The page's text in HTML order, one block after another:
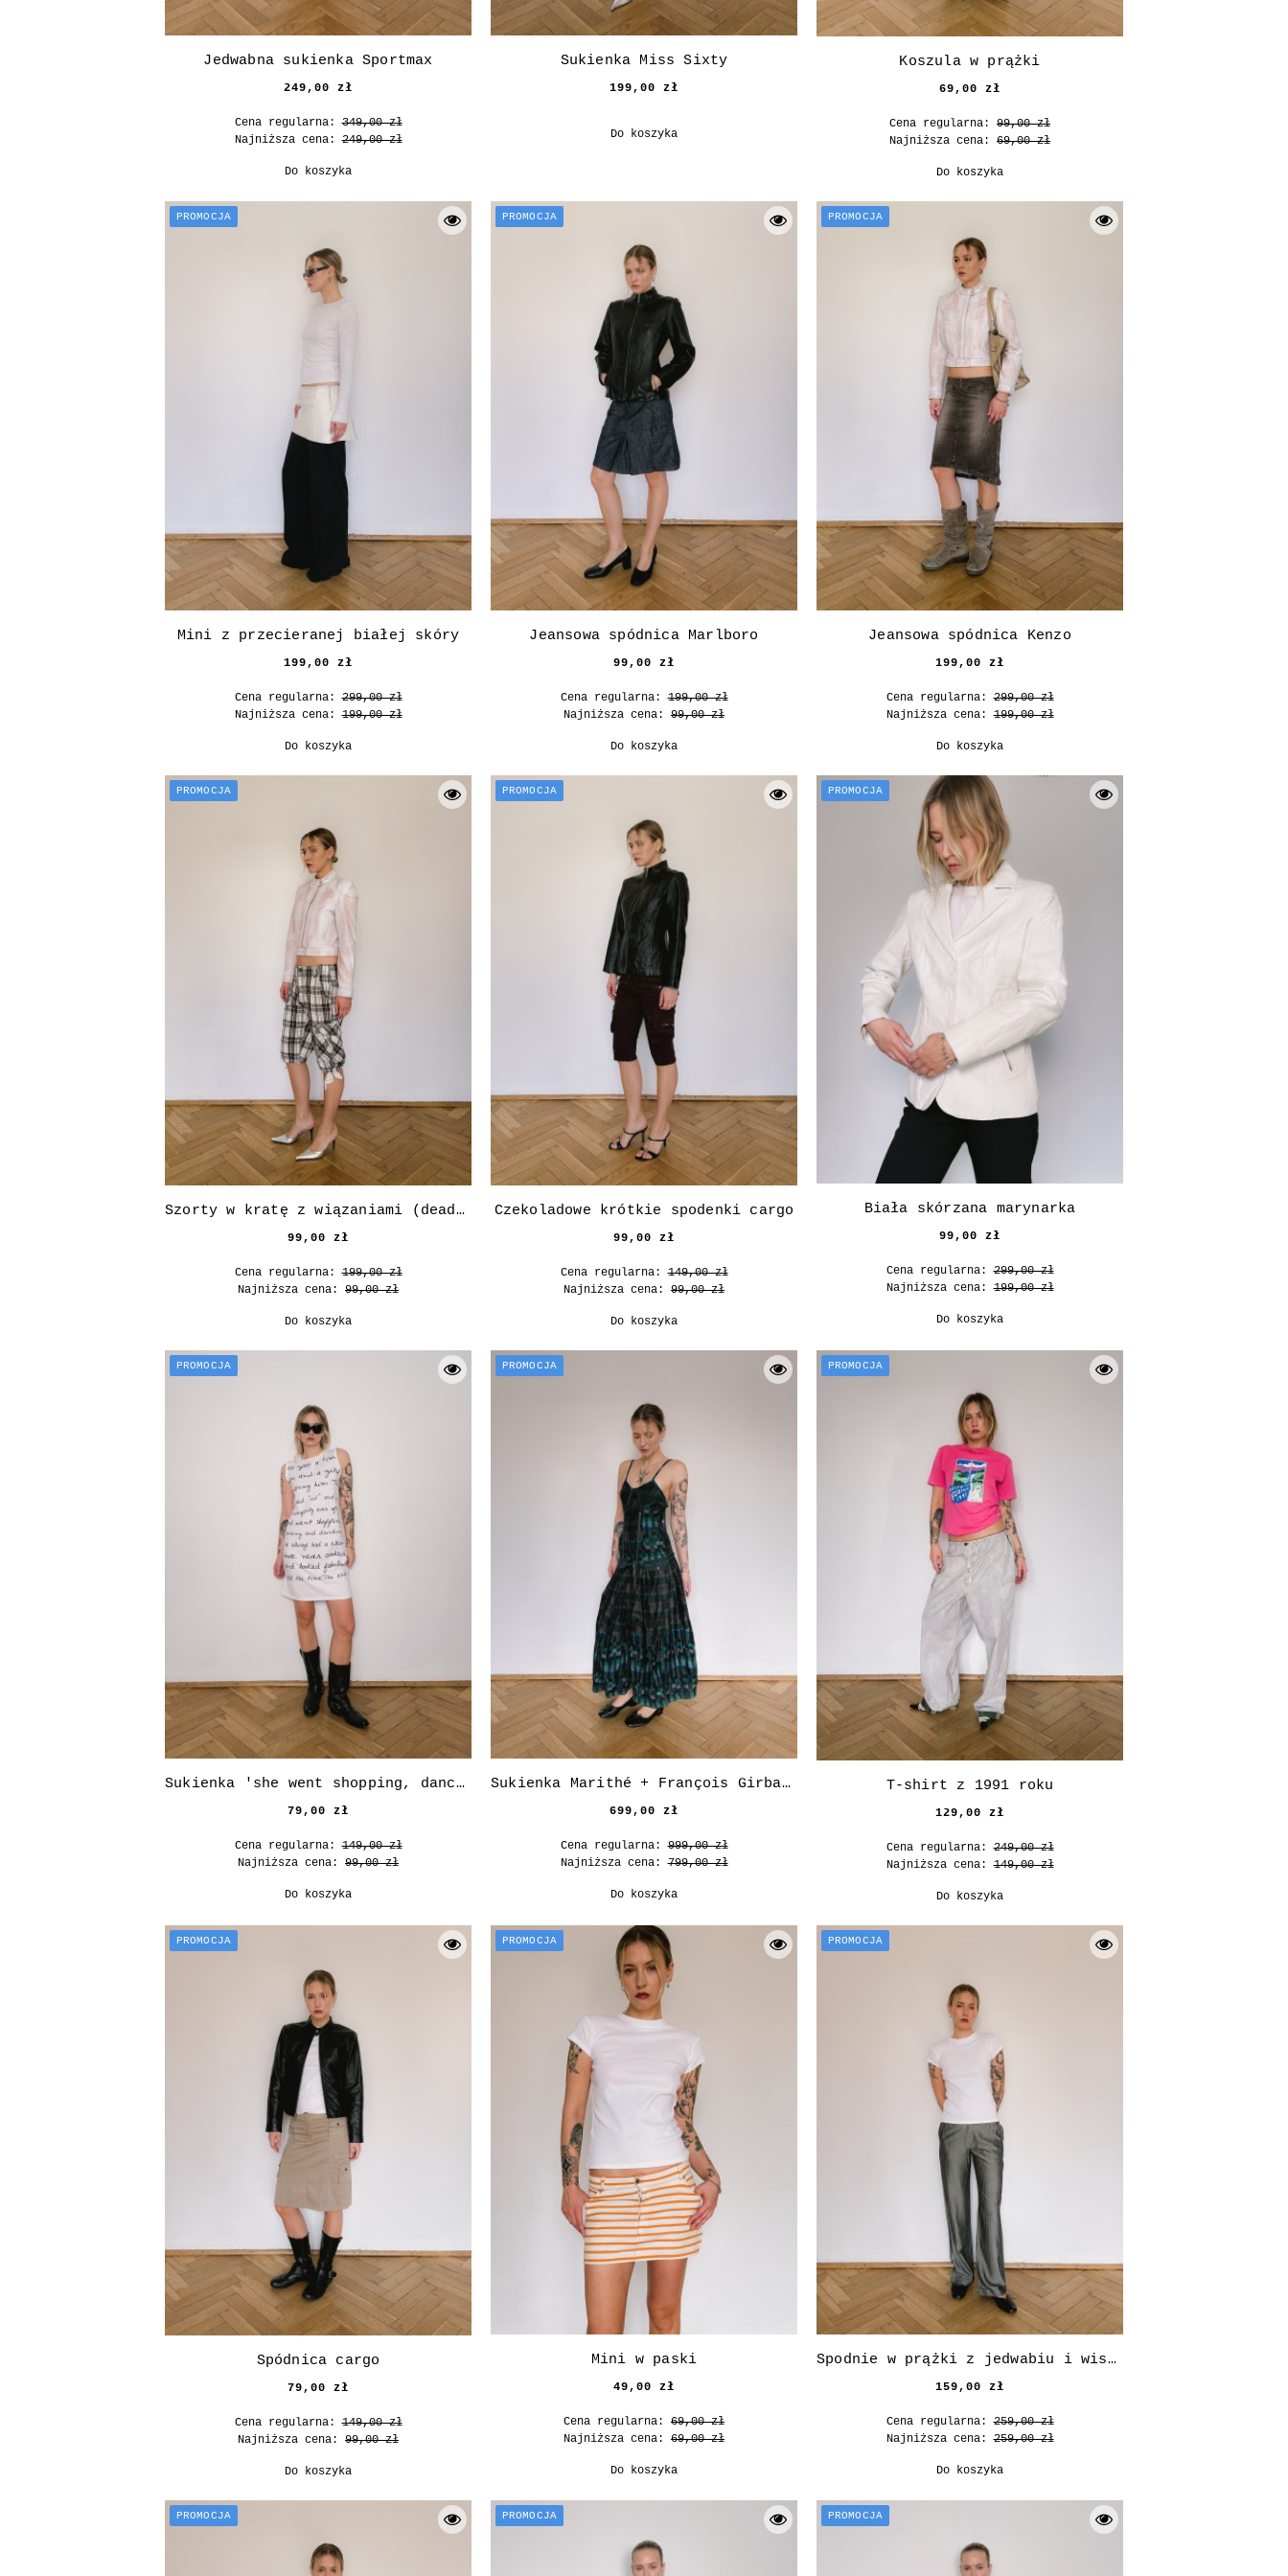
Jedwabna sukienka Sportmax
249,00 zł
Cena regularna:349,00 zł
Najniższa cena:249,00 zł
Do koszyka
Sukienka Miss Sixty
199,00 zł
Do koszyka
Koszula w prążki
69,00 zł
Cena regularna: 99,00 zł
Najniższa cena: 69,00 zł
Do koszyka
Mini z przecieranej białej skóry
199,00 zł
Cena regularna:299,00 zł
Najniższa cena:199,00 zł
Do koszyka
PROMOCJA
Jeansowa spódnica Marlboro
99,00 zł
Cena regularna:199,00 zł
Najniższa cena: 99,00 zł
Do koszyka
PROMOCJA
Jeansowa spódnica Kenzo
199,00 zł
Cena regularna:299,00 zł
Najniższa cena:199,00 zł
Do koszyka
PROMOCJA
Szorty w kratę z wiązaniami (deadstock)
99,00 zł
Cena regularna:199,00 zł
Najniższa cena: 99,00 zł
Do koszyka
PROMOCJA
Czekoladowe krótkie spodenki cargo
99,00 zł
Cena regularna:149,00 zł
Najniższa cena: 99,00 zł
Do koszyka
PROMOCJA
Biała skórzana marynarka
99,00 zł
Cena regularna:299,00 zł
Najniższa cena:199,00 zł
Do koszyka
PROMOCJA
Sukienka 'she went shopping, dancing and drinking'
79,00 zł
Cena regularna:149,00 zł
Najniższa cena: 99,00 zł
Do koszyka
PROMOCJA
Sukienka Marithé + François Girbaud
699,00 zł
Cena regularna:999,00 zł
Najniższa cena:799,00 zł
Do koszyka
PROMOCJA
T-shirt z 1991 roku
129,00 zł
Cena regularna:249,00 zł
Najniższa cena:149,00 zł
Do koszyka
PROMOCJA
Spódnica cargo
79,00 zł
Cena regularna:149,00 zł
Najniższa cena: 99,00 zł
Do koszyka
PROMOCJA
Mini w paski
49,00 zł
Cena regularna: 69,00 zł
Najniższa cena: 69,00 zł
Do koszyka
PROMOCJA
Spodnie w prążki z jedwabiu i wiskozy
159,00 zł
Cena regularna:259,00 zł
Najniższa cena:259,00 zł
Do koszyka
PROMOCJA
PROMOCJA PROMOCJA PROMOCJA